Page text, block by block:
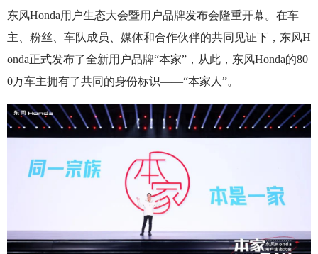
东风Honda用户生态大会暨用户品牌发布会隆重开幕。在车
主、粉丝、车队成员、媒体和合作伙伴的共同见证下，东风H
onda正式发布了全新用户品牌“本家”，从此，东风Honda的80
0万车主拥有了共同的身份标识——“本家人”。